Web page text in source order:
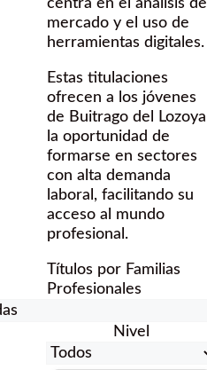
centra en el análisis de
mercado y el uso de
herramientas digitales.
Estas titulaciones
ofrecen a los jóvenes
de Buitrago del Lozoya
la oportunidad de
formarse en sectores
con alta demanda
laboral, facilitando su
acceso al mundo
profesional.
Títulos por Familias
Profesionales
Nivel